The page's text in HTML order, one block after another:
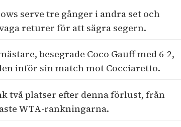
serve tre gånger i andra set och
returer för att sägra segern.
besegrade Coco Gauff med 6-2,
inför sin match mot Cocciaretto.
två platser efter denna förlust, från
WTA-rankningarna.